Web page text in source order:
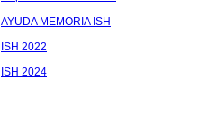
AYUDA MEMORIA ISH
ISH 2022
ISH 2024